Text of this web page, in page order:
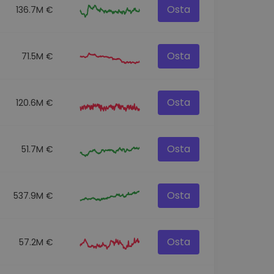
136.7M € Osta
71.5M € Osta
120.6M € Osta
51.7M € Osta
537.9M € Osta
57.2M € Osta